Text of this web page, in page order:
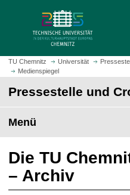
m
H
t
s
i
e
a
u
f
r
u
TU Chemnitz Universität
Medienspiegel
Pressestelle und
Menü
Die TU
– Archiv